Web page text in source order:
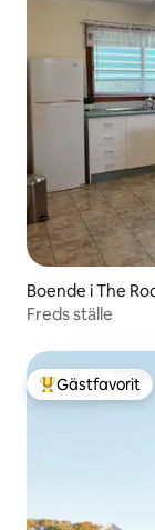
Boende i The
Freds ställe
Populär
Gästfavorit